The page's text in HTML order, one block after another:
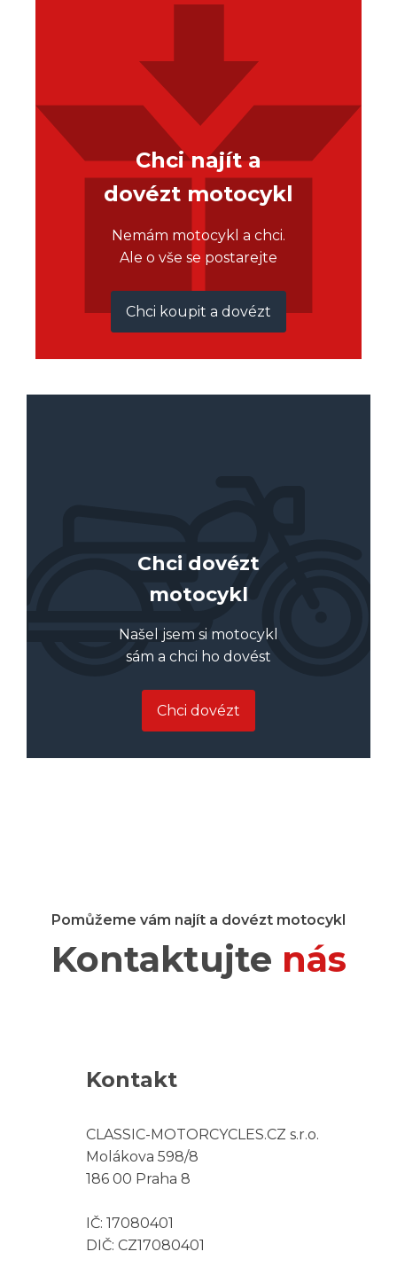
Chci najít a
dovézt motocykl
Nemám motocykl a chci.
Ale o vše se postarejte
Chci koupit a dovézt
Chci dovézt
motocykl
Našel jsem si motocykl
sám a chci ho dovést
Chci dovézt
Pomůžeme vám najít a dovézt motocykl
Kontaktujte nás
Kontakt
CLASSIC-MOTORCYCLES.CZ s.r.o.
Molákova 598/8
186 00 Praha 8
IČ: 17080401
DIČ: CZ17080401